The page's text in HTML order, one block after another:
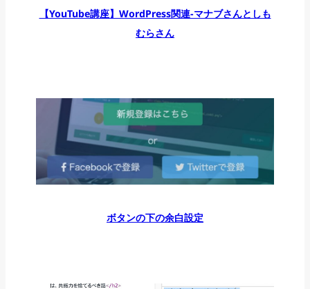
【YouTube講座】WordPress関連-マナブさんとしも
むらさん
ボタンの下の余白設定